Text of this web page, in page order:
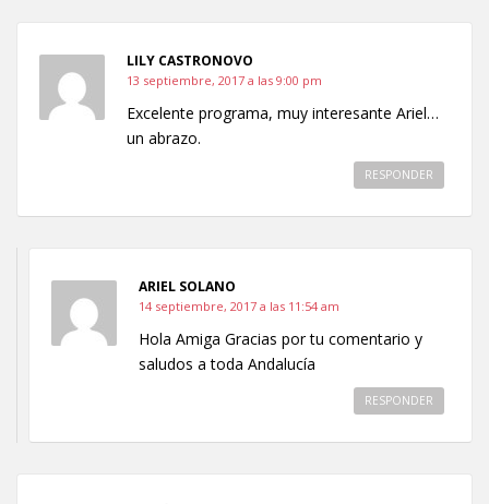
LILY CASTRONOVO
13 septiembre, 2017 a las 9:00 pm
Excelente programa, muy interesante Ariel…
un abrazo.
RESPONDER
ARIEL SOLANO
14 septiembre, 2017 a las 11:54 am
Hola Amiga Gracias por tu comentario y
saludos a toda Andalucía
RESPONDER